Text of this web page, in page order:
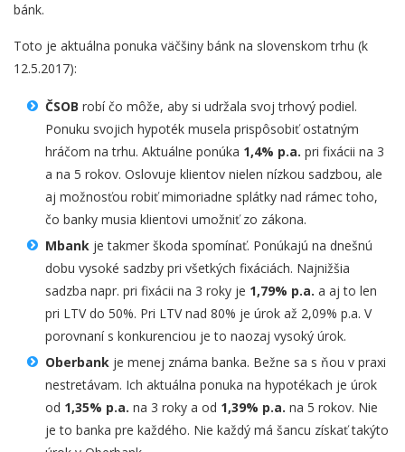
bánk.
Toto je aktuálna ponuka väčšiny bánk na slovenskom trhu (k
12.5.2017):
ČSOB robí čo môže, aby si udržala svoj trhový podiel.
Ponuku svojich hypoték musela prispôsobiť ostatným
hráčom na trhu. Aktuálne ponúka 1,4% p.a. pri fixácii na 3
a na 5 rokov. Oslovuje klientov nielen nízkou sadzbou, ale
aj možnosťou robiť mimoriadne splátky nad rámec toho,
čo banky musia klientovi umožniť zo zákona.
Mbank je takmer škoda spomínať. Ponúkajú na dnešnú
dobu vysoké sadzby pri všetkých fixáciách. Najnižšia
sadzba napr. pri fixácii na 3 roky je 1,79% p.a. a aj to len
pri LTV do 50%. Pri LTV nad 80% je úrok až 2,09% p.a. V
porovnaní s konkurenciou je to naozaj vysoký úrok.
Oberbank je menej známa banka. Bežne sa s ňou v praxi
nestretávam. Ich aktuálna ponuka na hypotékach je úrok
od 1,35% p.a. na 3 roky a od 1,39% p.a. na 5 rokov. Nie
je to banka pre každého. Nie každý má šancu získať takýto